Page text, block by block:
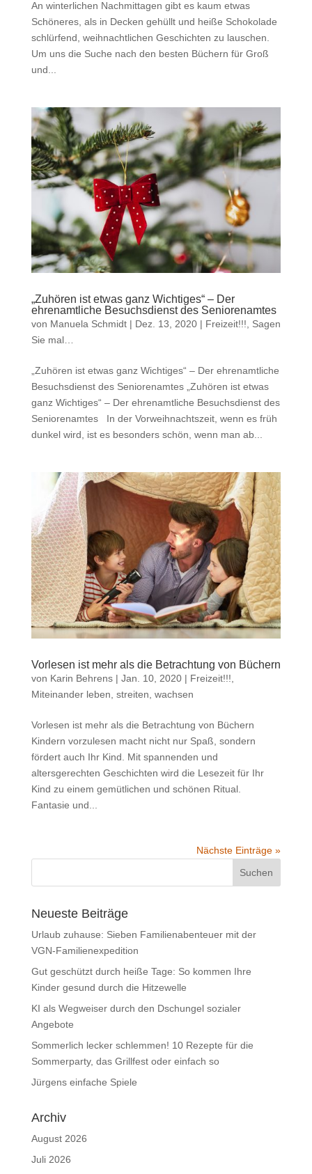
An winterlichen Nachmittagen gibt es kaum etwas
Schöneres, als in Decken gehüllt und heiße Schokolade
schlürfend, weihnachtlichen Geschichten zu lauschen.
Um uns die Suche nach den besten Büchern für Groß
und...
„Zuhören ist etwas ganz Wichtiges“ – Der
ehrenamtliche Besuchsdienst des Seniorenamtes
von Manuela Schmidt| Dez. 13, 2020| Freizeit!!!, Sagen
Sie mal…
„Zuhören ist etwas ganz Wichtiges“ – Der ehrenamtliche
Besuchsdienst des Seniorenamtes „Zuhören ist etwas
ganz Wichtiges“ – Der ehrenamtliche Besuchsdienst des
Seniorenamtes In der Vorweihnachtszeit, wenn es früh
dunkel wird, ist es besonders schön, wenn man ab...
Vorlesen ist mehr als die Betrachtung von Büchern
von Karin Behrens| Jan. 10, 2020| Freizeit!!!,
Miteinander leben, streiten, wachsen
Vorlesen ist mehr als die Betrachtung von Büchern
Kindern vorzulesen macht nicht nur Spaß, sondern
fördert auch Ihr Kind. Mit spannenden und
altersgerechten Geschichten wird die Lesezeit für Ihr
Kind zu einem gemütlichen und schönen Ritual.
Fantasie und...
Nächste Einträge »
Neueste Beiträge
Urlaub zuhause: Sieben Familienabenteuer mit der
VGN-Familienexpedition
Gut geschützt durch heiße Tage: So kommen Ihre
Kinder gesund durch die Hitzewelle
KI als Wegweiser durch den Dschungel sozialer
Angebote
Sommerlich lecker schlemmen! 10 Rezepte für die
Sommerparty, das Grillfest oder einfach so
Jürgens einfache Spiele
Archiv
August 2026
Juli 2026